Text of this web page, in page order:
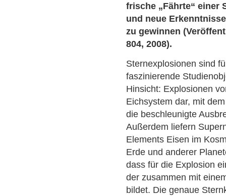
frische „Fährte“ einer
und neue
zu gewinnen
804, 2008).
Sternexplosionen sind
faszinierende
Hinsicht: Explosionen
Eichsystem dar, mit
die beschleunigte
Außerdem liefern
Elements Eisen im
Erde und anderer
dass für die Explosion
der zusammen mit
bildet. Die genaue